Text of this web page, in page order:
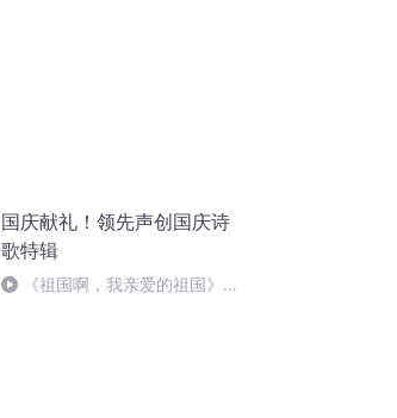
国庆献礼！领先声创国庆诗
歌特辑
《祖国啊，我亲爱的祖国》温